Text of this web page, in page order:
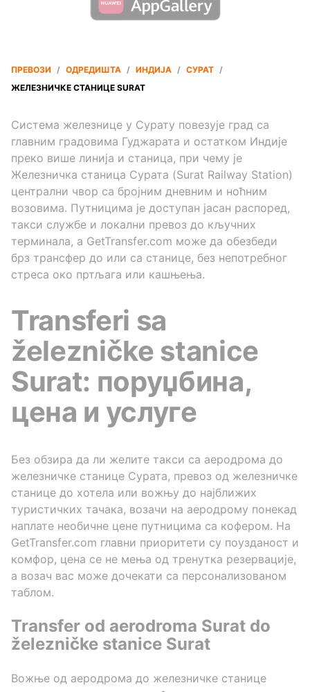
ПРЕВОЗИ / ОДРЕДИШТА / ИНДИЈА / СУРАТ /
ЖЕЛЕЗНИЧКЕ СТАНИЦЕ SURAT
Система железнице у Сурату повезује град са
главним градовима Гуджарата и остатком Индије
преко више линија и станица, при чему је
Железничка станица Сурата (Surat Railway Station)
централни чвор са бројним дневним и ноћним
возовима. Путницима је доступан јасан распоред,
такси службе и локални превоз до кључних
терминала, а GetTransfer.com може да обезбеди
брз трансфер до или са станице, без непотребног
стреса око пртљага или кашњења.
Transferi sa
železničke stanice
Surat: поруџбина,
цена и услуге
Без обзира да ли желите такси са аеродрома до
железничке станице Сурата, превоз од железничке
станице до хотела или вожњу до најближих
туристичких тачака, возачи на аеродрому понекад
наплате необичне цене путницима са кофером. На
GetTransfer.com главни приоритети су поузданост и
комфор, цена се не мења од тренутка резервације,
а возач вас може дочекати са персонализованом
таблом.
Transfer od aerodroma Surat do
železničke stanice Surat
Вожње од аеродрома до железничке станице